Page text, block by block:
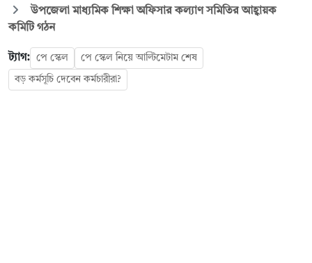
উপজেলা মাধ্যমিক শিক্ষা অফিসার কল্যাণ সমিতির আহ্বায়ক
কমিটি গঠন
ট্যাগ: পে স্কেল পে স্কেল নিয়ে আল্টিমেটাম শেষ
বড় কর্মসূচি দেবেন কর্মচারীরা?